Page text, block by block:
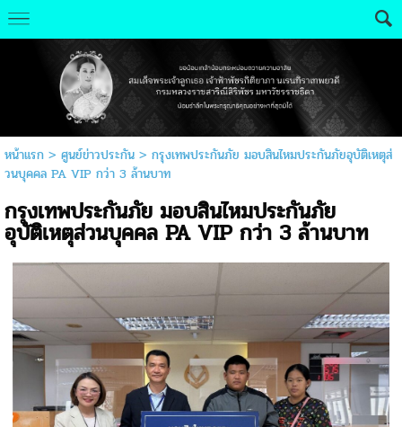
หน้าแรก> ศูนย์ข่าวประกัน> กรุงเทพประกันภัย มอบสินไหมประกันภัยอุบัติเหตุส่
วนบุคคล PA VIP กว่า 3 ล้านบาท
กรุงเทพประกันภัย มอบสินไหมประกันภัย
อุบัติเหตุส่วนบุคคล PA VIP กว่า 3 ล้านบาท